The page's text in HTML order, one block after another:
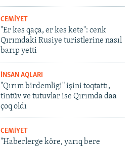
CEMİYET
"Er kes qaça, er kes kete": cenk
Qırımdaki Rusiye turistlerine nasıl
barıp yetti
İNSAN AQLARI
"Qırım birdemligi" işini toqtattı,
tintüv ve tutuvlar ise Qırımda daa
çoq oldı
CEMİYET
"Haberlerge köre, yarıq bere